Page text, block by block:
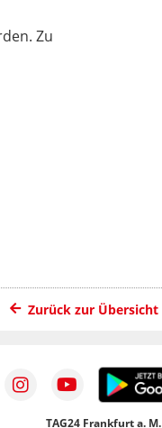
Zu
Zurück zur Übersicht
TAG24 Frankfurt a. M.